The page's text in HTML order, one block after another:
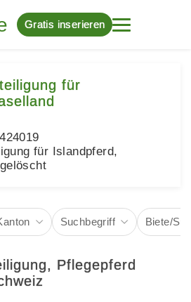
Gratis inserieren
für
für Islandpferd,
Suchbegriff Biete/
Pflegepferd